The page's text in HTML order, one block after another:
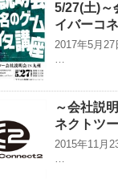
5/27(土)～
イバーコ
2017年5月
…
～会社説
ネクトツ
2015年11月
…